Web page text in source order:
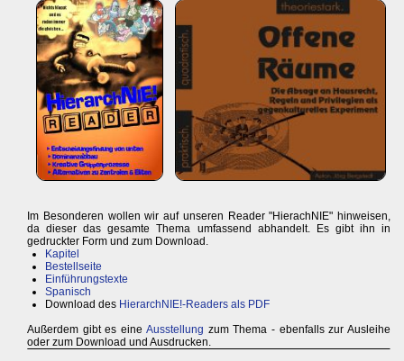
Im Besonderen wollen wir auf unseren Reader "HierachNIE" hinweisen,
da dieser das gesamte Thema umfassend abhandelt. Es gibt ihn in
gedruckter Form und zum Download.
Kapitel
Bestellseite
Einführungstexte
Spanisch
Download des HierarchNIE!-Readers als PDF
Außerdem gibt es eine Ausstellung zum Thema - ebenfalls zur Ausleihe
oder zum Download und Ausdrucken.